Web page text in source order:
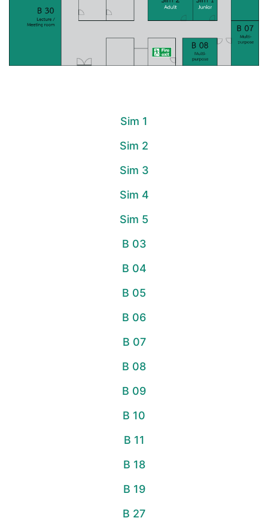
Sim 1
Sim 2
Sim 3
Sim 4
Sim 5
B 03
B 04
B 05
B 06
B 07
B 08
B 09
B 10
B 11
B 18
B 19
B 27